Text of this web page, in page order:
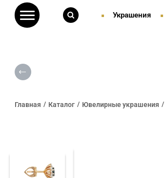
Украшения
Главная Каталог Ювелирные украшения